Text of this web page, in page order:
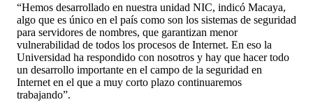
“Hemos desarrollado en nuestra unidad NIC, indicó Macaya,
algo que es único en el país como son los sistemas de seguridad
para servidores de nombres, que garantizan menor
vulnerabilidad de todos los procesos de Internet. En eso la
Universidad ha respondido con nosotros y hay que hacer todo
un desarrollo importante en el campo de la seguridad en
Internet en el que a muy corto plazo continuaremos
trabajando”.